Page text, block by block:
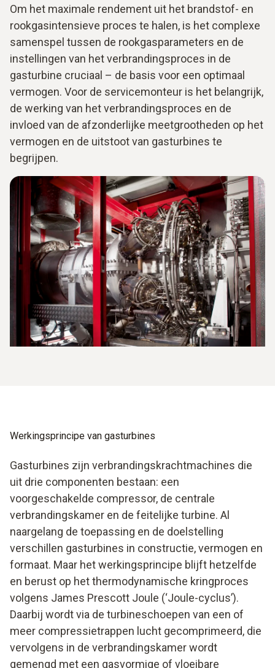
Om het maximale rendement uit het brandstof- en
rookgasintensieve proces te halen, is het complexe
samenspel tussen de rookgasparameters en de
instellingen van het verbrandingsproces in de
gasturbine cruciaal – de basis voor een optimaal
vermogen. Voor de servicemonteur is het belangrijk,
de werking van het verbrandingsproces en de
invloed van de afzonderlijke meetgrootheden op het
vermogen en de uitstoot van gasturbines te
begrijpen.
Werkingsprincipe van gasturbines
Gasturbines zijn verbrandingskrachtmachines die
uit drie componenten bestaan: een
voorgeschakelde compressor, de centrale
verbrandingskamer en de feitelijke turbine. Al
naargelang de toepassing en de doelstelling
verschillen gasturbines in constructie, vermogen en
formaat. Maar het werkingsprincipe blijft hetzelfde
en berust op het thermodynamische kringproces
volgens James Prescott Joule (‘Joule-cyclus’).
Daarbij wordt via de turbineschoepen van een of
meer compressietrappen lucht gecomprimeerd, die
vervolgens in de verbrandingskamer wordt
gemengd met een gasvormige of vloeibare